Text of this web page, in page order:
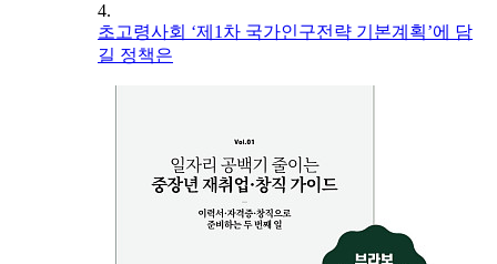
4.
초고령사회 ‘제1차 국가인구전략 기본계획’에 담
길 정책은